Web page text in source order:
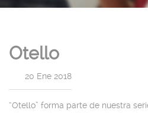
Otello
20 Ene 2018
“Otello” forma parte de nuestra